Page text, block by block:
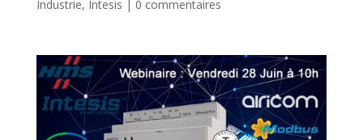
Industrie, Intesis | 0 commentaires